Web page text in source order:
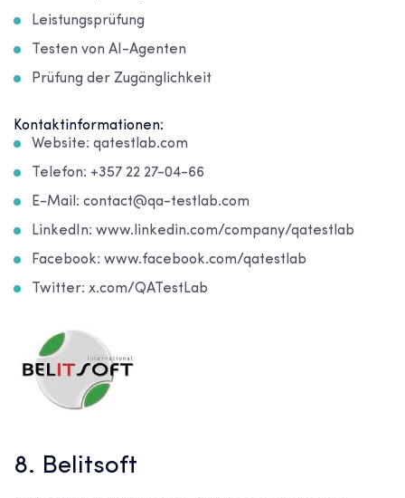
Leistungsprüfung
Testen von AI-Agenten
Prüfung der Zugänglichkeit
Kontaktinformationen:
Website: qatestlab.com
Telefon: +357 22 27-04-66
E-Mail: contact@qa-testlab.com
LinkedIn: www.linkedin.com/company/qatestlab
Facebook: www.facebook.com/qatestlab
Twitter: x.com/QATestLab
8. Belitsoft